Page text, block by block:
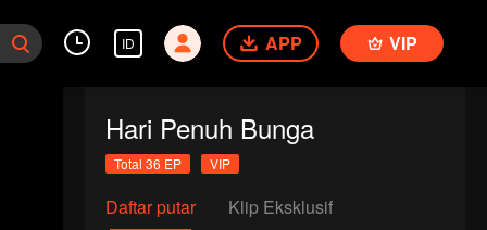
ID APP VIP
Hari Penuh Bunga
Total 36 EP VIP
Daftar putar Klip Eksklusif